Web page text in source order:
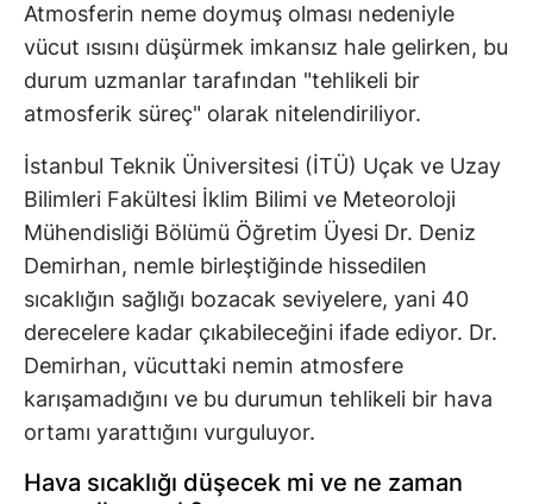
Atmosferin neme doymuş olması nedeniyle
vücut ısısını düşürmek imkansız hale gelirken, bu
durum uzmanlar tarafından "tehlikeli bir
atmosferik süreç" olarak nitelendiriliyor.
İstanbul Teknik Üniversitesi (İTÜ) Uçak ve Uzay
Bilimleri Fakültesi İklim Bilimi ve Meteoroloji
Mühendisliği Bölümü Öğretim Üyesi Dr. Deniz
Demirhan, nemle birleştiğinde hissedilen
sıcaklığın sağlığı bozacak seviyelere, yani 40
derecelere kadar çıkabileceğini ifade ediyor. Dr.
Demirhan, vücuttaki nemin atmosfere
karışamadığını ve bu durumun tehlikeli bir hava
ortamı yarattığını vurguluyor.
Hava sıcaklığı düşecek mi ve ne zaman